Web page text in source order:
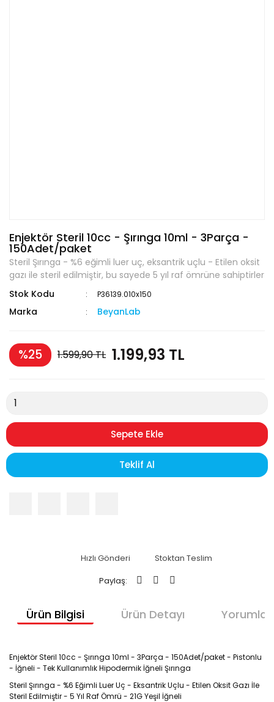
Enjektör Steril 10cc - Şırınga 10ml - 3Parça -
150Adet/paket
Steril Şırınga - %6 eğimli luer uç, eksantrik uçlu - Etilen oksit
gazı ile steril edilmiştir, bu sayede 5 yıl raf ömrüne sahiptirler
Stok Kodu
P36139.010x150
Marka BeyanLab
%25 1.599,90 TL 1.199,93 TL
Sepete Ekle
Teklif Al
Hızlı Gönderi
Stoktan Teslim
Paylaş:
Ürün Bilgisi Ürün Detayı Yorumlar
Enjektör Steril 10cc - Şırınga 10ml - 3Parça - 150Adet/paket - Pistonlu
- İğneli - Tek Kullanımlık Hipodermik İğneli Şırınga
Steril Şırınga - %6 Eğimli Luer Uç - Eksantrik Uçlu - Etilen Oksit Gazı İle
Steril Edilmiştir - 5 Yıl Raf Ömrü - 21G Yeşil İğneli